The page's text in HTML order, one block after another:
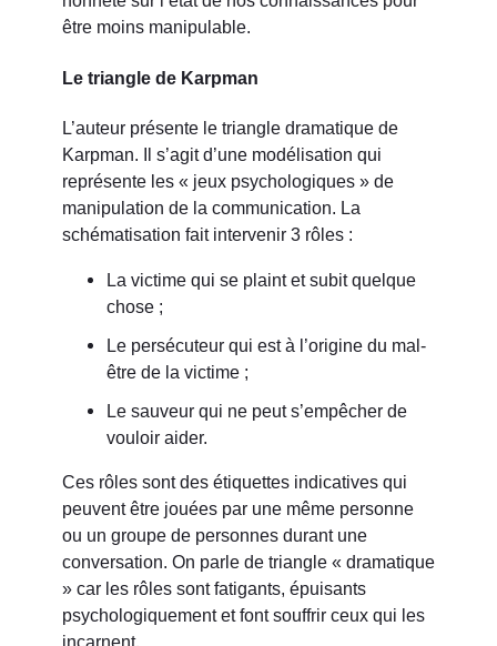
être moins manipulable.
Le triangle de Karpman
L’auteur présente le triangle dramatique de
Karpman. Il s’agit d’une modélisation qui
représente les « jeux psychologiques » de
manipulation de la communication. La
schématisation fait intervenir 3 rôles :
La victime qui se plaint et subit quelque
chose ;
Le persécuteur qui est à l’origine du mal-
être de la victime ;
Le sauveur qui ne peut s’empêcher de
vouloir aider.
Ces rôles sont des étiquettes indicatives qui
peuvent être jouées par une même personne
ou un groupe de personnes durant une
conversation. On parle de triangle « dramatique
» car les rôles sont fatigants, épuisants
psychologiquement et font souffrir ceux qui les